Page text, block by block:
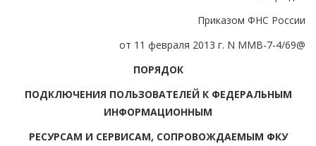
Приказом ФНС России
от 11 февраля 2013 г. N ММВ-7-4/69@
ПОРЯДОК
ПОДКЛЮЧЕНИЯ ПОЛЬЗОВАТЕЛЕЙ К ФЕДЕРАЛЬНЫМ
ИНФОРМАЦИОННЫМ
РЕСУРСАМ И СЕРВИСАМ, СОПРОВОЖДАЕМЫМ ФКУ